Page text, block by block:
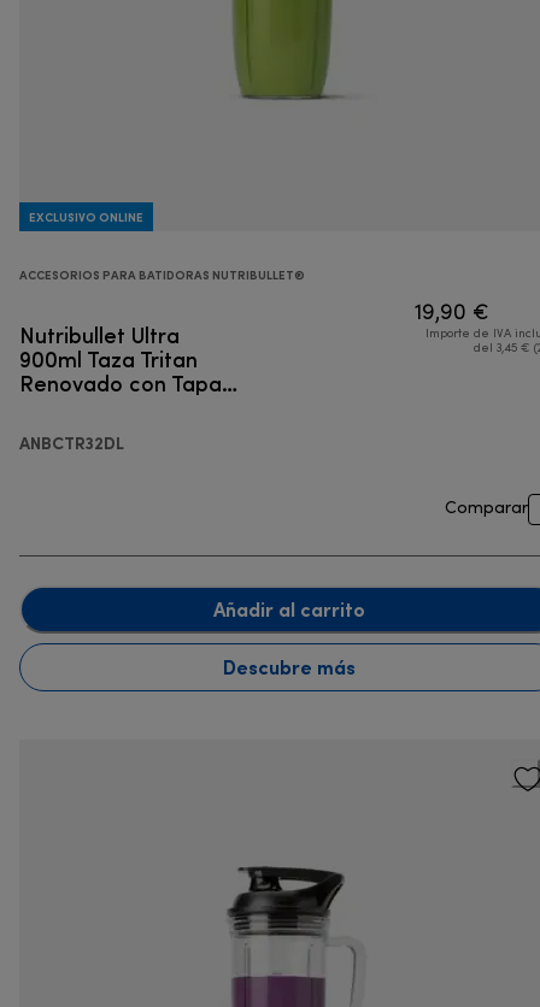
EXCLUSIVO ONLINE
ACCESORIOS PARA BATIDORAS NUTRIBULLET®
Nutribullet Ultra
900ml Taza Tritan
Renovado con Tapa
ANBCTR32DL
19,90 €
Importe de IVA
del 3,45 €
Comparar
Añadir al carrito
Descubre más